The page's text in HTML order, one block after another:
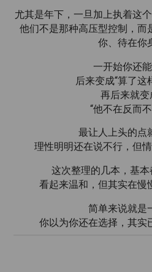
尤其是年下，一旦加上执着这
他们不是那种高压型控制，而
你、待在你
一开始你还能
后来变成“算了这
再后来就
“他不在反而不
最让人上头的点
理性明明还在说不行，但
这次整理的几本，基
看起来温和，但其实在慢
简单来说就是
你以为你还在选择，其实